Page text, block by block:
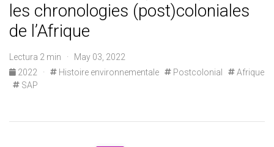
les chronologies (post)coloniales
de l’Afrique
Lectura 2 min · May 03, 2022
2022
· Histoire environnementale Postcolonial
Afrique
SAP